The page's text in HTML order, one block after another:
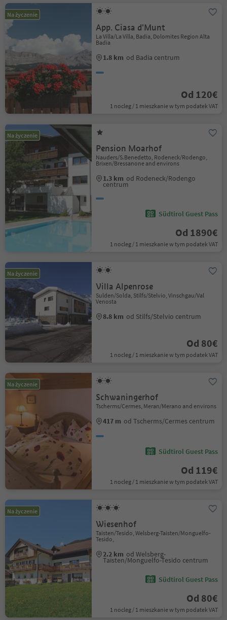
Na życzenie
App. Ciasa d'Munt
La Villa/La Villa, Badia, Dolomites Region Alta
Badia
1.8 km od Badia centrum
Od 120€
1 nocleg / 1 mieszkanie w tym podatek VAT
Na życzenie
Pension Moarhof
Nauders/S.Benedetto, Rodeneck/Rodengo,
Brixen/Bressanone and environs
1.3 km od Rodeneck/Rodengo
centrum
Südtirol Guest Pass
Od 1890€
1 nocleg / 1 mieszkanie w tym podatek VAT
Na życzenie
Villa Alpenrose
Sulden/Solda, Stilfs/Stelvio, Vinschgau/Val
Venosta
8.8 km od Stilfs/Stelvio centrum
Od 80€
1 nocleg / 1 mieszkanie w tym podatek VAT
Na życzenie
Schwaningerhof
Tscherms/Cermes, Meran/Merano and environs
417 m od Tscherms/Cermes centrum
Südtirol Guest Pass
Od 119€
1 nocleg / 1 mieszkanie w tym podatek VAT
Na życzenie
Wiesenhof
Taisten/Tesido, Welsberg-Taisten/Monguelfo-
Tesido,
2.2 km od Welsberg-
Taisten/Monguelfo-Tesido centrum
Südtirol Guest Pass
Od 80€
1 nocleg / 1 mieszkanie w tym podatek VAT